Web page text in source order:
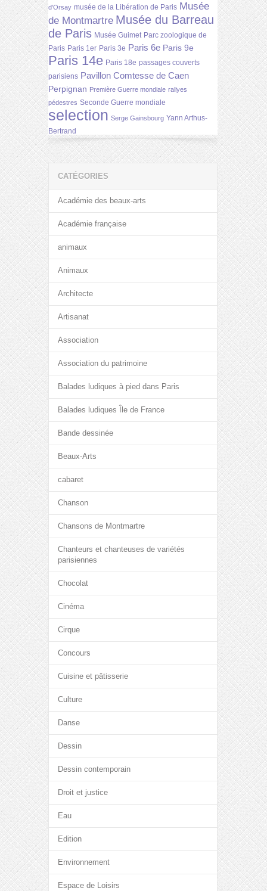
d'Orsay musée de la Libération de Paris Musée
de Montmartre Musée du Barreau
de Paris Musée Guimet Parc zoologique de
Paris Paris 1er Paris 3e Paris 6e Paris 9e
Paris 14e Paris 18e passages couverts
parisiens Pavillon Comtesse de Caen
Perpignan Première Guerre mondiale rallyes
pédestres Seconde Guerre mondiale
selection Serge Gainsbourg Yann Arthus-
Bertrand
CATÉGORIES
Académie des beaux-arts
Académie française
animaux
Animaux
Architecte
Artisanat
Association
Association du patrimoine
Balades ludiques à pied dans Paris
Balades ludiques Île de France
Bande dessinée
Beaux-Arts
cabaret
Chanson
Chansons de Montmartre
Chanteurs et chanteuses de variétés
parisiennes
Chocolat
Cinéma
Cirque
Concours
Cuisine et pâtisserie
Culture
Danse
Dessin
Dessin contemporain
Droit et justice
Eau
Edition
Environnement
Espace de Loisirs